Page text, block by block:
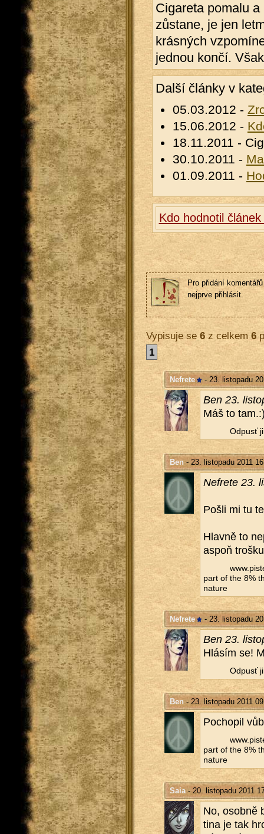
Cigareta pomalu
zůstane, je jen
krásných
jednou končí.
Další články v
05.03.2012 -
15.06.2012 -
18.11.2011 -
30.10.2011 -
01.09.2011 -
Kdo hodnotil
Pro přidání
nejprve přihlásit.
Vypisuje se 6z celkem 6
1
Nefrete - 23. listopadu
Ben 23.
Máš to
Od­pusť
Ben- 23. listopadu 2011
Nefre­te 23.
Pošli mi tu
Hlav­ně to
aspoň
part of the 8%
na­tu­re
Nefrete - 23. listopadu
Ben 23.
Hlá­sím se!
Od­pusť
Ben- 23. listopadu 2011
Po­cho­pil
part of the 8%
na­tu­re
Saia- 20. listopadu 2011
No, osob­ně
ti­na je tak